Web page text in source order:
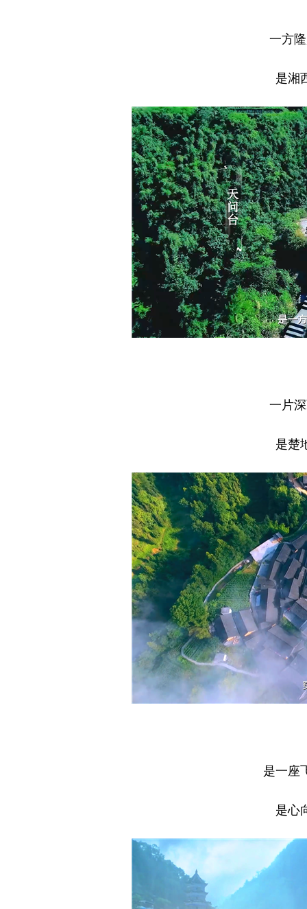
一方
是湘
一片
是楚
是一座
是心